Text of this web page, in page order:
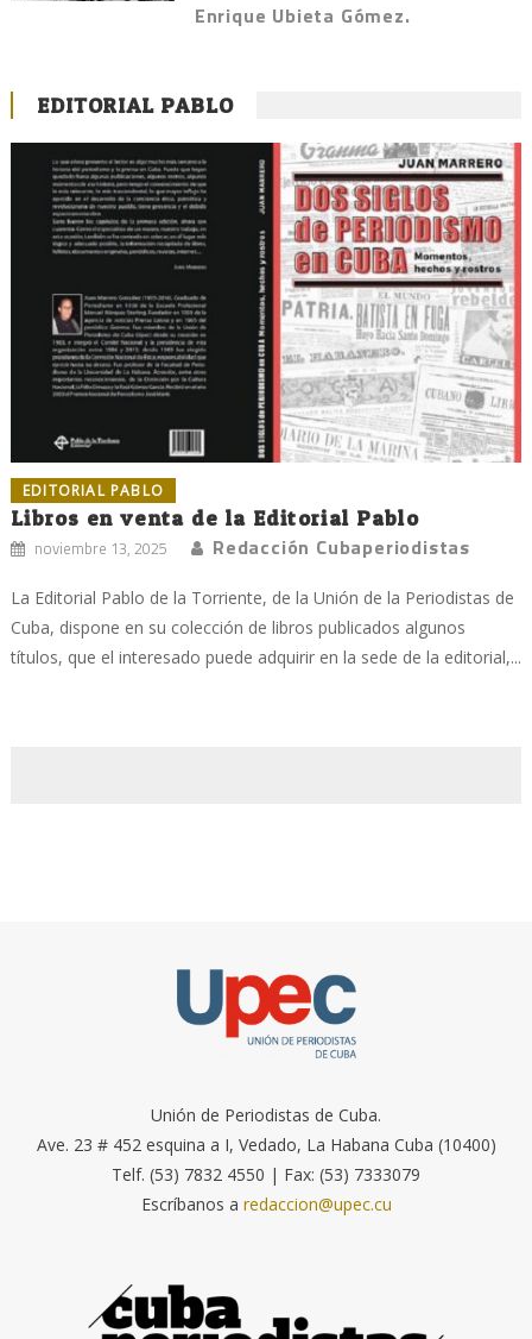
Enrique Ubieta Gómez.
EDITORIAL PABLO
EDITORIAL PABLO
Libros en venta de la Editorial Pablo
noviembre 13, 2025 Redacción Cubaperiodistas
La Editorial Pablo de la Torriente, de la Unión de la Periodistas de
Cuba, dispone en su colección de libros publicados algunos
títulos, que el interesado puede adquirir en la sede de la editorial,...
Unión de Periodistas de Cuba.
Ave. 23 # 452 esquina a I, Vedado, La Habana Cuba (10400)
Telf. (53) 7832 4550 | Fax: (53) 7333079
Escríbanos a redaccion@upec.cu